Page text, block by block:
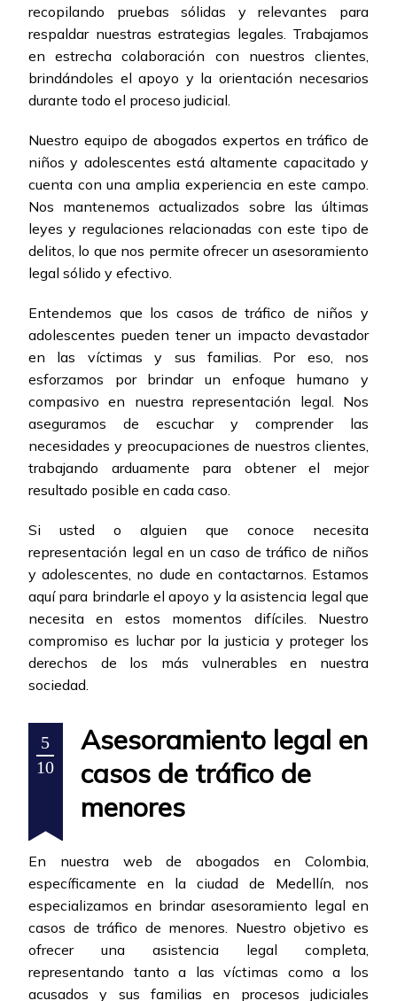
recopilando pruebas sólidas y relevantes para
respaldar nuestras estrategias legales. Trabajamos
en estrecha colaboración con nuestros clientes,
brindándoles el apoyo y la orientación necesarios
durante todo el proceso judicial.
Nuestro equipo de abogados expertos en tráfico de
niños y adolescentes está altamente capacitado y
cuenta con una amplia experiencia en este campo.
Nos mantenemos actualizados sobre las últimas
leyes y regulaciones relacionadas con este tipo de
delitos, lo que nos permite ofrecer un asesoramiento
legal sólido y efectivo.
Entendemos que los casos de tráfico de niños y
adolescentes pueden tener un impacto devastador
en las víctimas y sus familias. Por eso, nos
esforzamos por brindar un enfoque humano y
compasivo en nuestra representación legal. Nos
aseguramos de escuchar y comprender las
necesidades y preocupaciones de nuestros clientes,
trabajando arduamente para obtener el mejor
resultado posible en cada caso.
Si usted o alguien que conoce necesita
representación legal en un caso de tráfico de niños
y adolescentes, no dude en contactarnos. Estamos
aquí para brindarle el apoyo y la asistencia legal que
necesita en estos momentos difíciles. Nuestro
compromiso es luchar por la justicia y proteger los
derechos de los más vulnerables en nuestra
sociedad.
5
10
Asesoramiento legal en
casos de tráfico de
menores
En nuestra web de abogados en Colombia,
específicamente en la ciudad de Medellín, nos
especializamos en brindar asesoramiento legal en
casos de tráfico de menores. Nuestro objetivo es
ofrecer una asistencia legal completa,
representando tanto a las víctimas como a los
acusados y sus familias en procesos judiciales